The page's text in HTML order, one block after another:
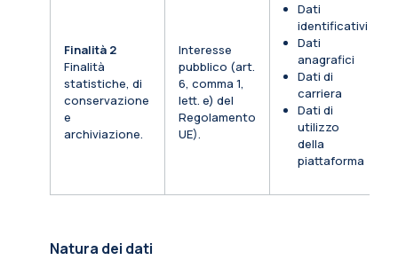
Finalità 2
Finalità
statistiche, di
conservazione
e
archiviazione.
Interesse
pubblico (art.
6, comma 1,
lett. e) del
Regolamento
UE).
Dati
identificativi
Dati
anagrafici
Dati di
carriera
Dati di
utilizzo
della
piattaforma
Natura dei dati